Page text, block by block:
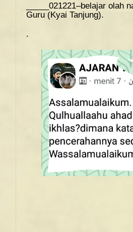
_____021221–belajar olah
Guru (Kyai Tanjung).
.